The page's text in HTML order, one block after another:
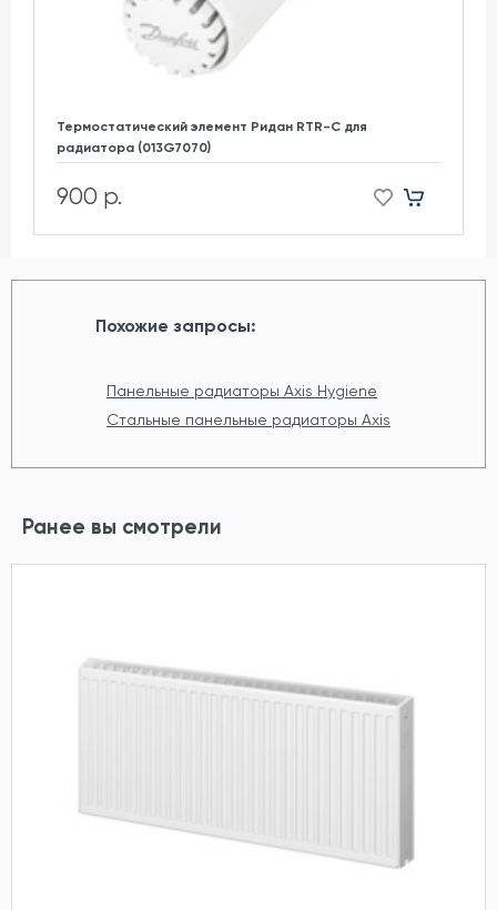
Термостатический элемент Ридан RTR-C для
радиатора (013G7070)
900 р.
Похожие запросы:
Панельные радиаторы Axis Hygiene
Стальные панельные радиаторы Axis
Ранее вы смотрели